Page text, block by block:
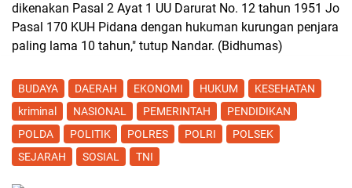
dikenakan Pasal 2 Ayat 1 UU Darurat No. 12 tahun 1951 Jo
Pasal 170 KUH Pidana dengan hukuman kurungan penjara
paling lama 10 tahun," tutup Nandar. (Bidhumas)
BUDAYA DAERAH EKONOMI HUKUM
KESEHATAN
kriminal
NASIONAL PEMERINTAH
PENDIDIKAN
POLDA
POLITIK POLRES POLRI
POLSEK
SEJARAH
SOSIAL TNI